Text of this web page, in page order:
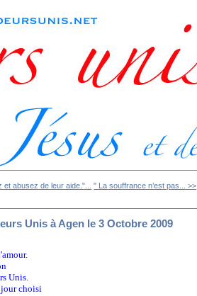
et abusez de leur aide."... " La souffrance n’est pas... >>
Unis à Agen le 3 Octobre 2009
Unis.
choisi